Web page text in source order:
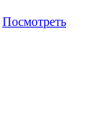
Посмотреть